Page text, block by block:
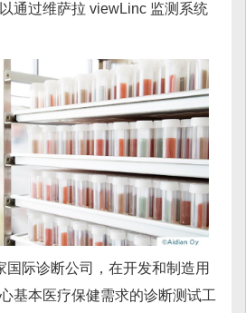
通过维萨拉 viewLinc 监测系统
际诊断公司，在开发和制造用
基本医疗保健需求的诊断测试工